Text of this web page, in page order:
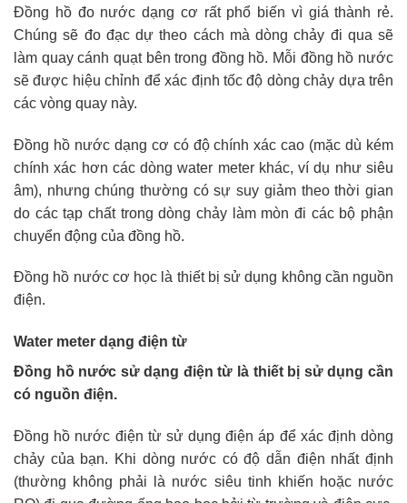
Đồng hồ đo nước dạng cơ rất phổ biến vì giá thành rẻ.
Chúng sẽ đo đạc dự theo cách mà dòng chảy đi qua sẽ
làm quay cánh quạt bên trong đồng hồ. Mỗi đồng hồ nước
sẽ được hiệu chỉnh để xác định tốc độ dòng chảy dựa trên
các vòng quay này.
Đồng hồ nước dạng cơ có độ chính xác cao (mặc dù kém
chính xác hơn các dòng water meter khác, ví dụ như siêu
âm), nhưng chúng thường có sự suy giảm theo thời gian
do các tạp chất trong dòng chảy làm mòn đi các bộ phận
chuyển động của đồng hồ.
Đồng hồ nước cơ học là thiết bị sử dụng không cần nguồn
điện.
Water meter dạng điện từ
Đồng hồ nước sử dạng điện từ là thiết bị sử dụng cần
có nguồn điện.
Đồng hồ nước điện từ sử dụng điện áp để xác định dòng
chảy của bạn. Khi dòng nước có độ dẫn điện nhất định
(thường không phải là nước siêu tinh khiến hoặc nước